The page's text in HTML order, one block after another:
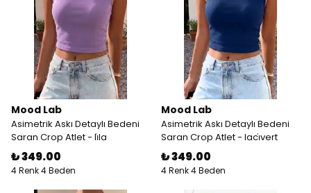
Mood Lab
Asimetrik Askı Detaylı Bedeni
Saran Crop Atlet - li̇la
₺ 349.00
4 Renk 4 Beden
Mood Lab
Asimetrik Askı Detaylı Bedeni
Saran Crop Atlet - laci̇vert
₺ 349.00
4 Renk 4 Beden